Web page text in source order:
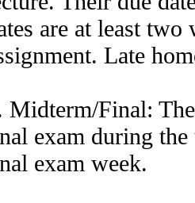
are at least
Late
Midterm/Final:
exam during
exam week.